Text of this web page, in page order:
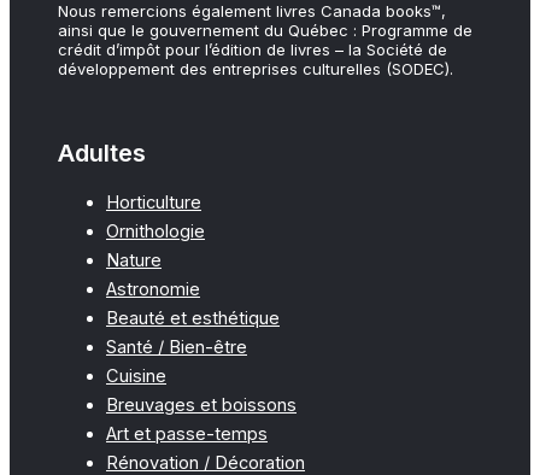
Nous remercions également livres Canada books™,
ainsi que le gouvernement du Québec : Programme de
crédit d’impôt pour l’édition de livres – la Société de
développement des entreprises culturelles (SODEC).
Adultes
Horticulture
Ornithologie
Nature
Astronomie
Beauté et esthétique
Santé / Bien-être
Cuisine
Breuvages et boissons
Art et passe-temps
Rénovation / Décoration